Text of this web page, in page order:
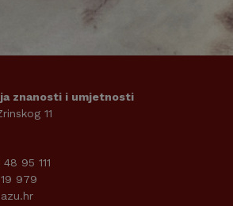
znanosti i umjetnosti
11
95 111
979